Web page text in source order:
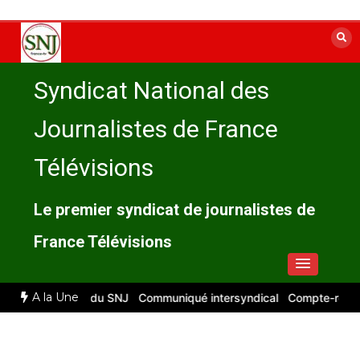
contenu
Syndicat National des
Journalistes de France
Télévisions
Le premier syndicat de journalistes de
France Télévisions
A la Une
rendu du SNJ Communiqué intersyndical Compte-rendu